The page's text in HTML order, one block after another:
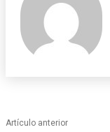
Artículo anterior